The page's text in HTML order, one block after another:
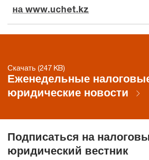
на www.uchet.kz
Скачать (247 KB)
Еженедельные
юридические новости
Подписаться на
юридический вестник